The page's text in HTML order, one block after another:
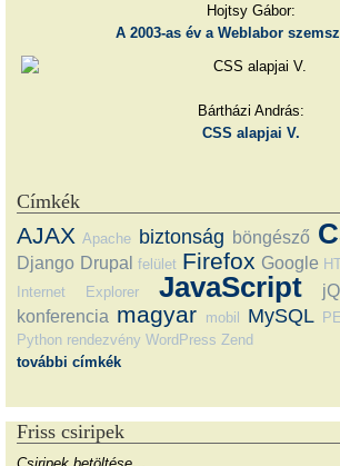
Hojtsy Gábor:
A 2003-as év a Weblabor
Bártházi András:
CSS alapjai V.
Címkék
AJAX Apache biztonság böngésző
Django Drupal felület Firefox Google
Internet Explorer
JavaScript
konferencia magyar mobil MySQL
Python rendezvény WordPress Zend
további címkék
Friss csiripek